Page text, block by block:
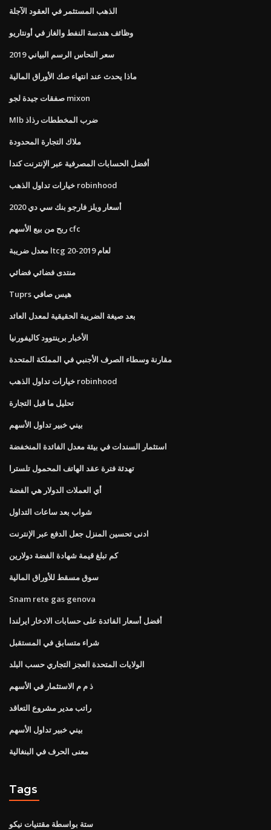
الذهب المستثمر في العقود الآجلة
وظائف هندسة النفط والغاز في أونتاريو
سعر النحاس الرسم البياني 2019
ماذا يحدث عند انتهاء صك الأوراق المالية
صفقات جيدة لجو mixon
Mlb ضرب المخططات رذاذ
ملاك التجارة المحدودة
أفضل الحسابات المصرفية عبر الإنترنت كندا
خيارات تداول الذهب robinhood
أسعار ويلز فارجو بنك سي دي 2020
ربح من بيع الأسهم cfc
معدل ضريبة ltcg لعام 2019-20
منتدى فضائي فضائي
Tuprs هيس صافي
بعد صيغة الضريبة الحقيقية لمعدل العائد
الأخبار برينتوود كاليفورنيا
مقارنة وسطاء الصرف الأجنبي في المملكة المتحدة
خيارات تداول الذهب robinhood
تحليل ما قبل التجارة
بيني خبير تداول الأسهم
استثمار السندات في بيئة معدل الفائدة المنخفضة
تهدئة فترة عقد الهاتف المحمول تلسترا
أي العملات الدولار هي الفضة
شواب بعد ساعات التداول
ادنى تحسين المنزل جعل الدفع عبر الإنترنت
كم تبلغ قيمة شهادة الفضة دولارين
سوق مسقط للأوراق المالية
Snam rete gas genova
أفضل أسعار الفائدة على حسابات الادخار ايرلندا
شراء متسابق في المستقبل
الولايات المتحدة العجز التجاري حسب البلد
ذ م م الاستثمار في الأسهم
راتب مدير مشروع التعاقد
بيني خبير تداول الأسهم
معنى الحرف في البنغالية
Tags
ستة بواسطة مقتنيات نيكو